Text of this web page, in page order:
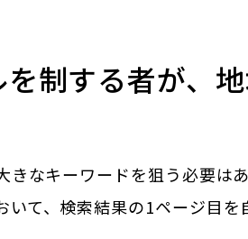
制する者が、
なキーワードを狙う必要は
て、検索結果の1ページ目